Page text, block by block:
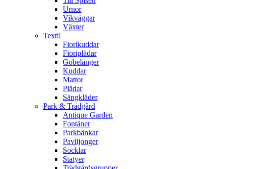
Urnor
Vikväggar
Växter
Textil
Fiorikuddar
Fioriplädar
Gobelänger
Kuddar
Mattor
Plädar
Sängkläder
Park & Trädgård
Antique Garden
Fontäner
Parkbänkar
Paviljonger
Socklar
Statyer